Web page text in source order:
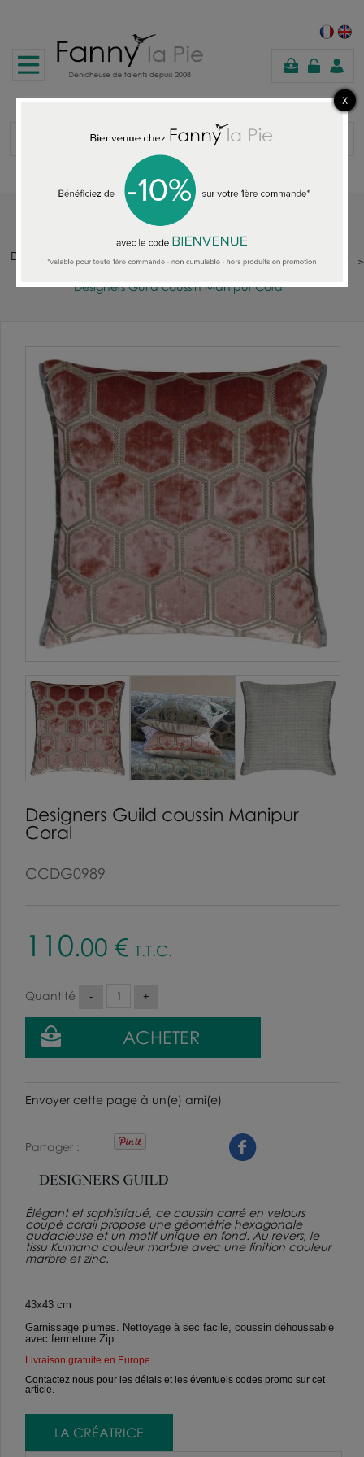
panier
Accueil
DESIGNERS GUILD : TISSUS - PAPIERS PEINTS - TAPIS - COUSSINS -
PLAIDS - JETES DE LITS - CANAPES
Designers Guild coussin Manipur Coral
Designers Guild coussin Manipur
Coral
CCDG0989
110.00 € T.T.C.
Quantité
Envoyer cette page à un(e) ami(e)
Partager
Élégant et sophistiqué, ce coussin carré en velours
coupé corail propose une géométrie hexagonale
audacieuse et un motif unique en fond. Au revers, le
tissu Kumana couleur marbre avec une finition couleur
marbre et zinc.
43x43 cm
Garnissage plumes. Nettoyage à sec facile, coussin déhoussable
avec fermeture Zip.
Livraison gratuite en Europe.
Contactez nous pour les délais et les éventuels codes promo sur cet
article.
LA CRÉATRICE